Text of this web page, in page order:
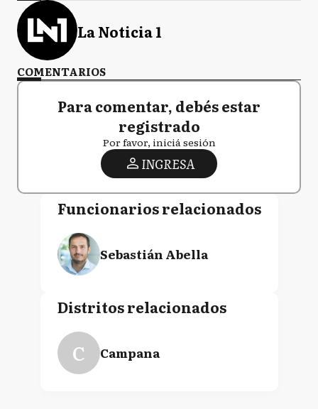
La Noticia 1
COMENTARIOS
Para comentar, debés estar
registrado
Por favor, iniciá sesión
INGRESA
Funcionarios relacionados
Sebastián Abella
Distritos relacionados
C Campana